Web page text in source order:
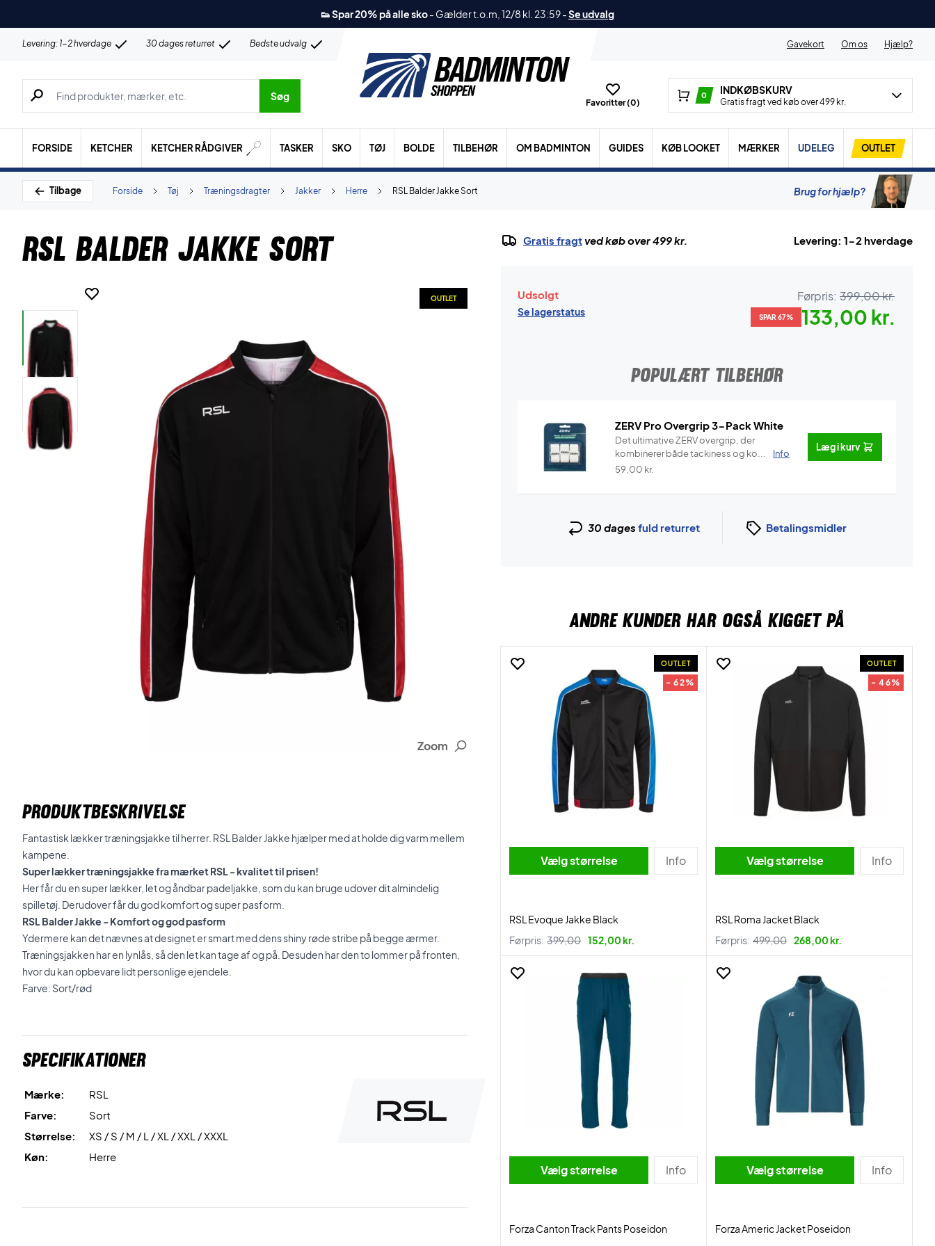
👟 Spar 20% på alle sko- Gælder t.o.m, 12/8 kl. 23:59-Se udvalg
Levering: 1-2 hverdage 30 dages returret Bedste udvalg Gavekort Om os Hjælp?
Søg efter produkter, mærker etc.
Søg
Favoritter (0)
0 INDKØBSKURV
Gratis fragt ved køb over 499 kr.
FORSIDE KETCHER KETCHER RÅDGIVER TASKER SKO TØJ BOLDE TILBEHØR OM BADMINTON GUIDES KØB LOOKET MÆRKER UDELEG OUTLET
Tilbage RSL Balder Jakke Sort
Herre
Jakker
Træningsdragter
Tøj
Forside Brug for hjælp?
RSL Balder Jakke Sort
Zoom
OUTLET
PRODUKTBESKRIVELSE
Fantastisk lækker træningsjakke til herrer. RSL Balder Jakke hjælper med at holde dig varm mellem
kampene.
Super lækker træningsjakke fra mærket RSL - kvalitet til prisen!
Her får du en super lækker, let og åndbar padeljakke, som du kan bruge udover dit almindelig
spilletøj. Derudover får du god komfort og super pasform.
RSL Balder Jakke - Komfort og god pasform
Ydermere kan det nævnes at designet er smart med dens shiny røde stribe på begge ærmer.
Træningsjakken har en lynlås, så den let kan tage af og på. Desuden har den to lommer på fronten,
hvor du kan opbevare lidt personlige ejendele.
Farve: Sort/rød
Specifikationer
Mærke:
RSL
Farve:
Sort
Størrelse:
XS / S / M / L / XL / XXL / XXXL
Køn:
Herre
Gratis fragtved køb over 499 kr. Levering: 1-2 hverdage
Udsolgt
Se lagerstatus
Førpris: 399,00 kr.
SPAR 67% 133,00 kr.
POPULÆRT TILBEHØR
ZERV Pro Overgrip 3-Pack White
Det ultimative ZERV overgrip, der
kombinerer både tackiness og ko...
Info
59,00 kr.
Læg i kurv
30 dages fuld returret Betalingsmidler
ANDRE KUNDER HAR OGSÅ KIGGET PÅ
OUTLET
- 62%
Vælg størrelse Info
RSL Evoque Jakke Black
Førpris: 399,00 152,00 kr.
OUTLET
- 46%
Vælg størrelse Info
RSL Roma Jacket Black
Førpris: 499,00 268,00 kr.
Vælg størrelse Info
Forza Canton Track Pants Poseidon
Vælg størrelse Info
Forza Americ Jacket Poseidon